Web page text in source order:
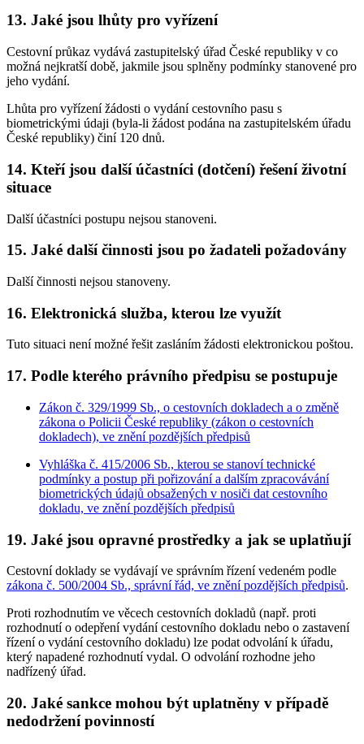
13. Jaké jsou lhůty pro vyřízení
Cestovní průkaz vydává zastupitelský úřad České republiky v co
možná nejkratší době, jakmile jsou splněny podmínky stanovené pro
jeho vydání.
Lhůta pro vyřízení žádosti o vydání cestovního pasu s
biometrickými údaji (byla-li žádost podána na zastupitelském úřadu
České republiky) činí 120 dnů.
14. Kteří jsou další účastníci (dotčení) řešení životní
situace
Další účastníci postupu nejsou stanoveni.
15. Jaké další činnosti jsou po žadateli požadovány
Další činnosti nejsou stanoveny.
16. Elektronická služba, kterou lze využít
Tuto situaci není možné řešit zasláním žádosti elektronickou poštou.
17. Podle kterého právního předpisu se postupuje
Zákon č. 329/1999 Sb., o cestovních dokladech a o změně
zákona o Policii České republiky (zákon o cestovních
dokladech), ve znění pozdějších předpisů
Vyhláška č. 415/2006 Sb., kterou se stanoví technické
podmínky a postup při pořizování a dalším zpracovávání
biometrických údajů obsažených v nosiči dat cestovního
dokladu, ve znění pozdějších předpisů
19. Jaké jsou opravné prostředky a jak se uplatňují
Cestovní doklady se vydávají ve správním řízení vedeném podle
zákona č. 500/2004 Sb., správní řád, ve znění pozdějších předpisů.
Proti rozhodnutím ve věcech cestovních dokladů (např. proti
rozhodnutí o odepření vydání cestovního dokladu nebo o zastavení
řízení o vydání cestovního dokladu) lze podat odvolání k úřadu,
který napadené rozhodnutí vydal. O odvolání rozhodne jeho
nadřízený úřad.
20. Jaké sankce mohou být uplatněny v případě
nedodržení povinností